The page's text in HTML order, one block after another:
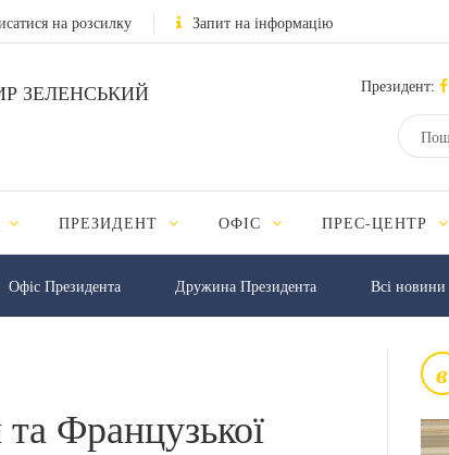
на розсилку Запит на інформацію
ЗЕЛЕНСЬКИЙ Президент:
ПРЕЗИДЕНТ ОФІС ПРЕС-ЦЕНТР
Офіс Президента Дружина Президента Всі новини
в
Французької